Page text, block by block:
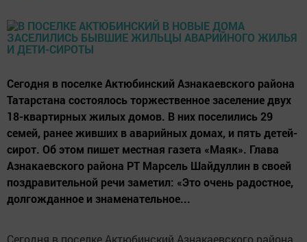
Сегодня в поселке Актюбинский Азнакаевского района
Татарстана состоялось торжественное заселение двух
18-квартирных жилых домов. В них поселились 29
семей, ранее живших в аварийных домах, и пять детей-
сирот. Об этом пишет местная газета «Маяк». Глава
Азнакаевского района РТ Марсель Шайдуллин в своей
поздравительной речи заметил: «Это очень радостное,
долгожданное и знаменательное...
Сегодня в поселке Актюбинский Азнакаевского района